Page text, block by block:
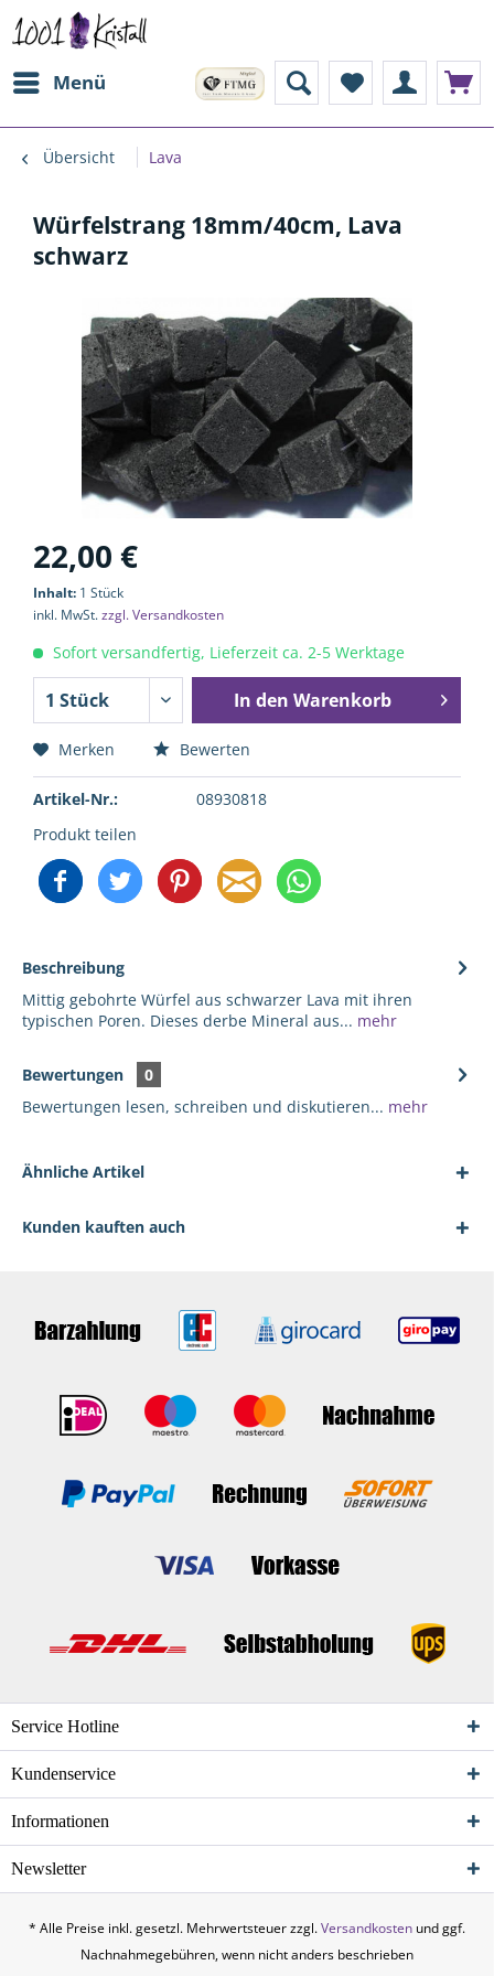
Menü
Übersicht Lava
Würfelstrang 18mm/40cm, Lava
schwarz
22,00 €
Inhalt: 1 Stück
inkl. MwSt.zzgl. Versandkosten
Sofort versandfertig, Lieferzeit ca. 2-5 Werktage
In den Warenkorb
Merken Bewerten
Artikel-Nr.:
08930818
Produkt teilen
Beschreibung
Mittig gebohrte Würfel aus schwarzer Lava mit ihren
typischen Poren. Dieses derbe Mineral aus... mehr
Bewertungen
0
Bewertungen lesen, schreiben und diskutieren... mehr
Ähnliche Artikel
Kunden kauften auch
Service Hotline
Kundenservice
Informationen
Newsletter
* Alle Preise inkl. gesetzl. Mehrwertsteuer zzgl.Versandkosten und ggf.
Nachnahmegebühren, wenn nicht anders beschrieben